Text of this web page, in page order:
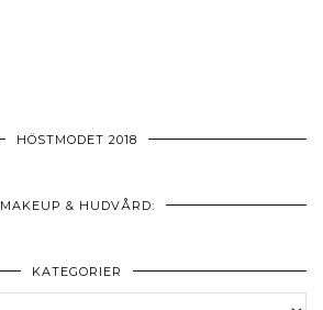
HÖSTMODET 2018
MAKEUP & HUDVÅRD:
KATEGORIER